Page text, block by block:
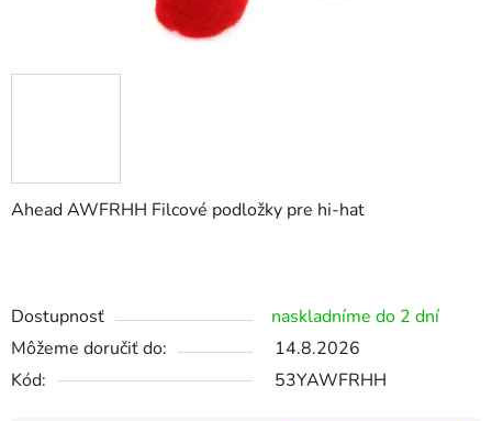
Ahead AWFRHH Filcové podložky pre hi-hat
Dostupnosť
naskladníme do 2 dní
Môžeme doručiť do:
14.8.2026
Kód:
53YAWFRHH